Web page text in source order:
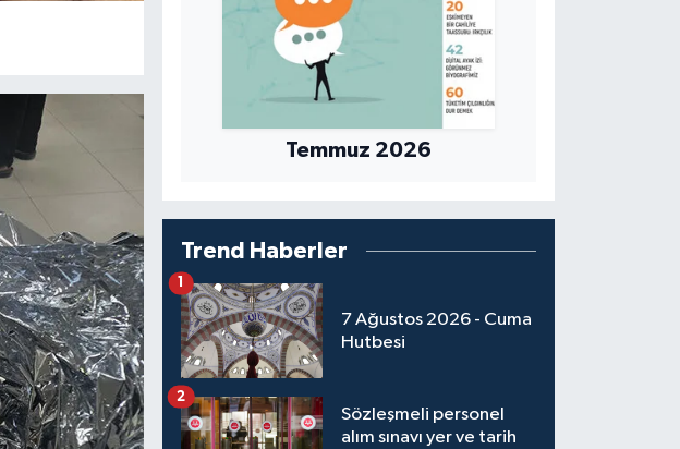
Temmuz 2026
Trend Haberler
7 Ağustos 2026 - Cuma
Hutbesi
Sözleşmeli personel
alım sınavı yer ve tarih
2